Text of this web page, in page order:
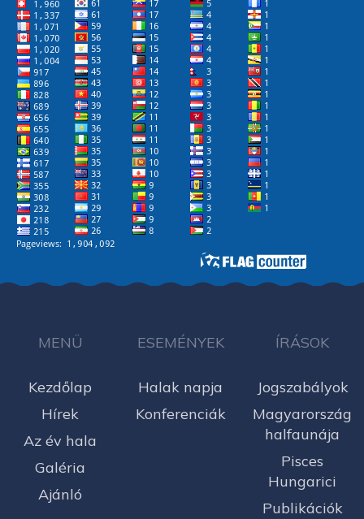
MENÜ
Kezdőlap
Hírek
Az év hala
Galéria
Ajánló
ESEMÉNYEK
Halak napja
Konferenciák
ÍRÁSOK
Jogszabályok
Magyarország
halfaunája
Pisces
Hungarici
Publikációk